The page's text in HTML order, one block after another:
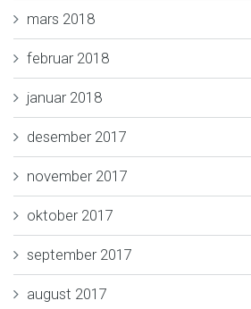
mars 2018
februar 2018
januar 2018
desember 2017
november 2017
oktober 2017
september 2017
august 2017